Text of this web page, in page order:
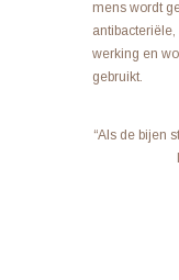
mens wordt
werking en
gebruikt.
“Als de bijen